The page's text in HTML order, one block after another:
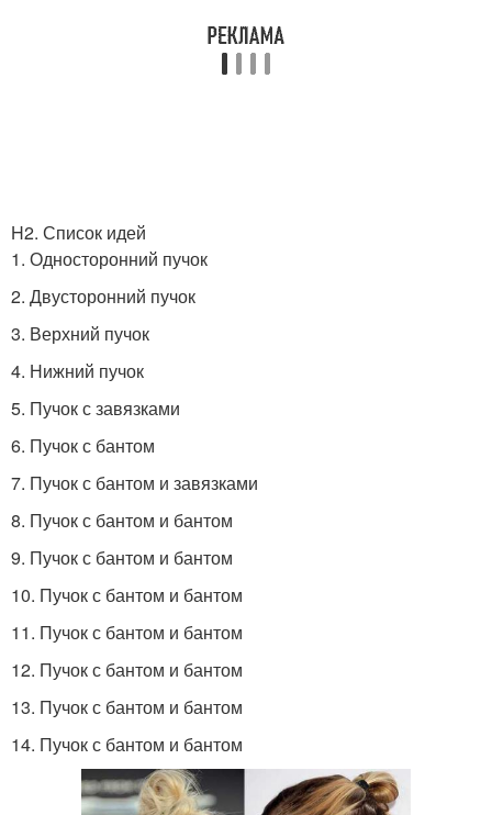
H2. Список идей
1. Односторонний пучок
2. Двусторонний пучок
3. Верхний пучок
4. Нижний пучок
5. Пучок с завязками
6. Пучок с бантом
7. Пучок с бантом и завязками
8. Пучок с бантом и бантом
9. Пучок с бантом и бантом
10. Пучок с бантом и бантом
11. Пучок с бантом и бантом
12. Пучок с бантом и бантом
13. Пучок с бантом и бантом
14. Пучок с бантом и бантом